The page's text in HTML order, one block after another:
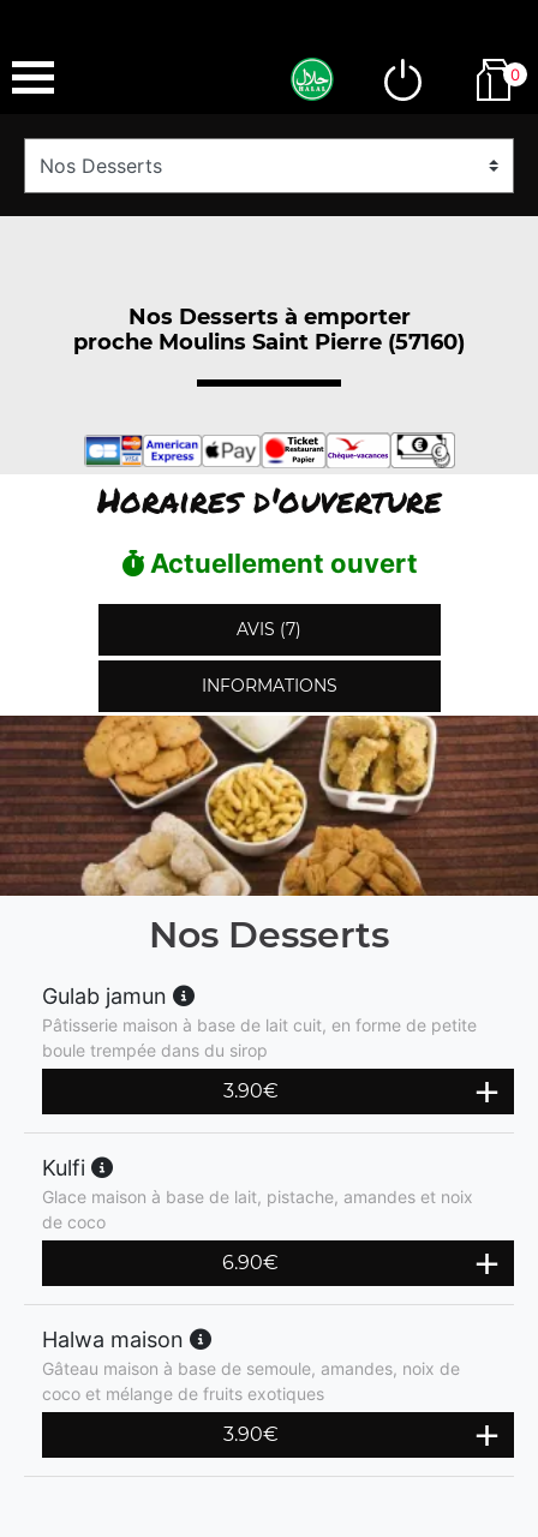
0
Nos Desserts à emporter
proche Moulins Saint Pierre (57160)
Horaires d'ouverture
Actuellement ouvert
AVIS (7)
INFORMATIONS
Nos Desserts
Gulab jamun
Pâtisserie maison à base de lait cuit, en forme de petite
boule trempée dans du sirop
3.90€
Kulfi
Glace maison à base de lait, pistache, amandes et noix
de coco
6.90€
Halwa maison
Gâteau maison à base de semoule, amandes, noix de
coco et mélange de fruits exotiques
3.90€